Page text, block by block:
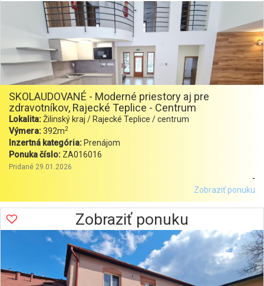
SKOLAUDOVANÉ - Moderné priestory aj pre
zdravotníkov, Rajecké Teplice - Centrum
Lokalita:Žilinský kraj / Rajecké Teplice / centrum
Výmera:392m2
Inzertná kategória: Prenájom
Ponuka číslo: ZA016016
Pridané 29.01.2026
-
Zobraziť ponuku
Zobraziť ponuku